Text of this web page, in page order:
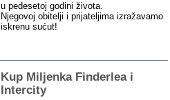
u pedesetoj godini života.
Njegovoj obitelji i prijateljima izražavamo
iskrenu sućut!
Kup Miljenka Finderlea i
Intercity